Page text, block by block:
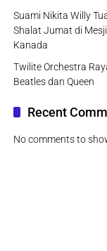
Suami Nikita Willy
Shalat Jumat di
Kanada
Twilite Orchestra
Beatles dan Queen
Recent
No comments to